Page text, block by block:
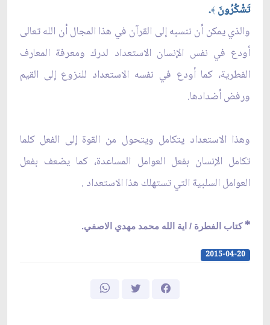
تَشْكُرُونَ ﴾.
والذي يمكن أن ننسبه إلى القرآن في هذا المجال أن الله تعالى
أودع في نفس الإنسان الاستعداد لدرك ومعرفة المعارف
الفطرية، كما أودع في نفسه الاستعداد للنزوع إلى القيم
ورفض أضدادها.
وهذا الاستعداد يتكامل ويتحول من القوة إلى الفعل كلما
تكامل الإنسان بفعل العوامل المساعدة، كما يضعف بفعل
العوامل السلبية التي تستهلك هذا الاستعداد .
* كتاب الفطرة / اية الله محمد مهدي الاصفي.
2015-04-20